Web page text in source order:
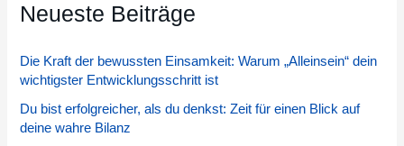
e
n
a
c
Neueste Beiträge
Die Kraft der bewussten Einsamkeit: Warum „Alleinsein“ dein
wichtigster Entwicklungsschritt ist
Du bist erfolgreicher, als du denkst: Zeit für einen Blick auf
deine wahre Bilanz